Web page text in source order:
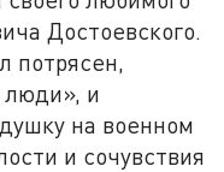
Достоевского.
потрясен,
люди», и
на военном
и сочувствия